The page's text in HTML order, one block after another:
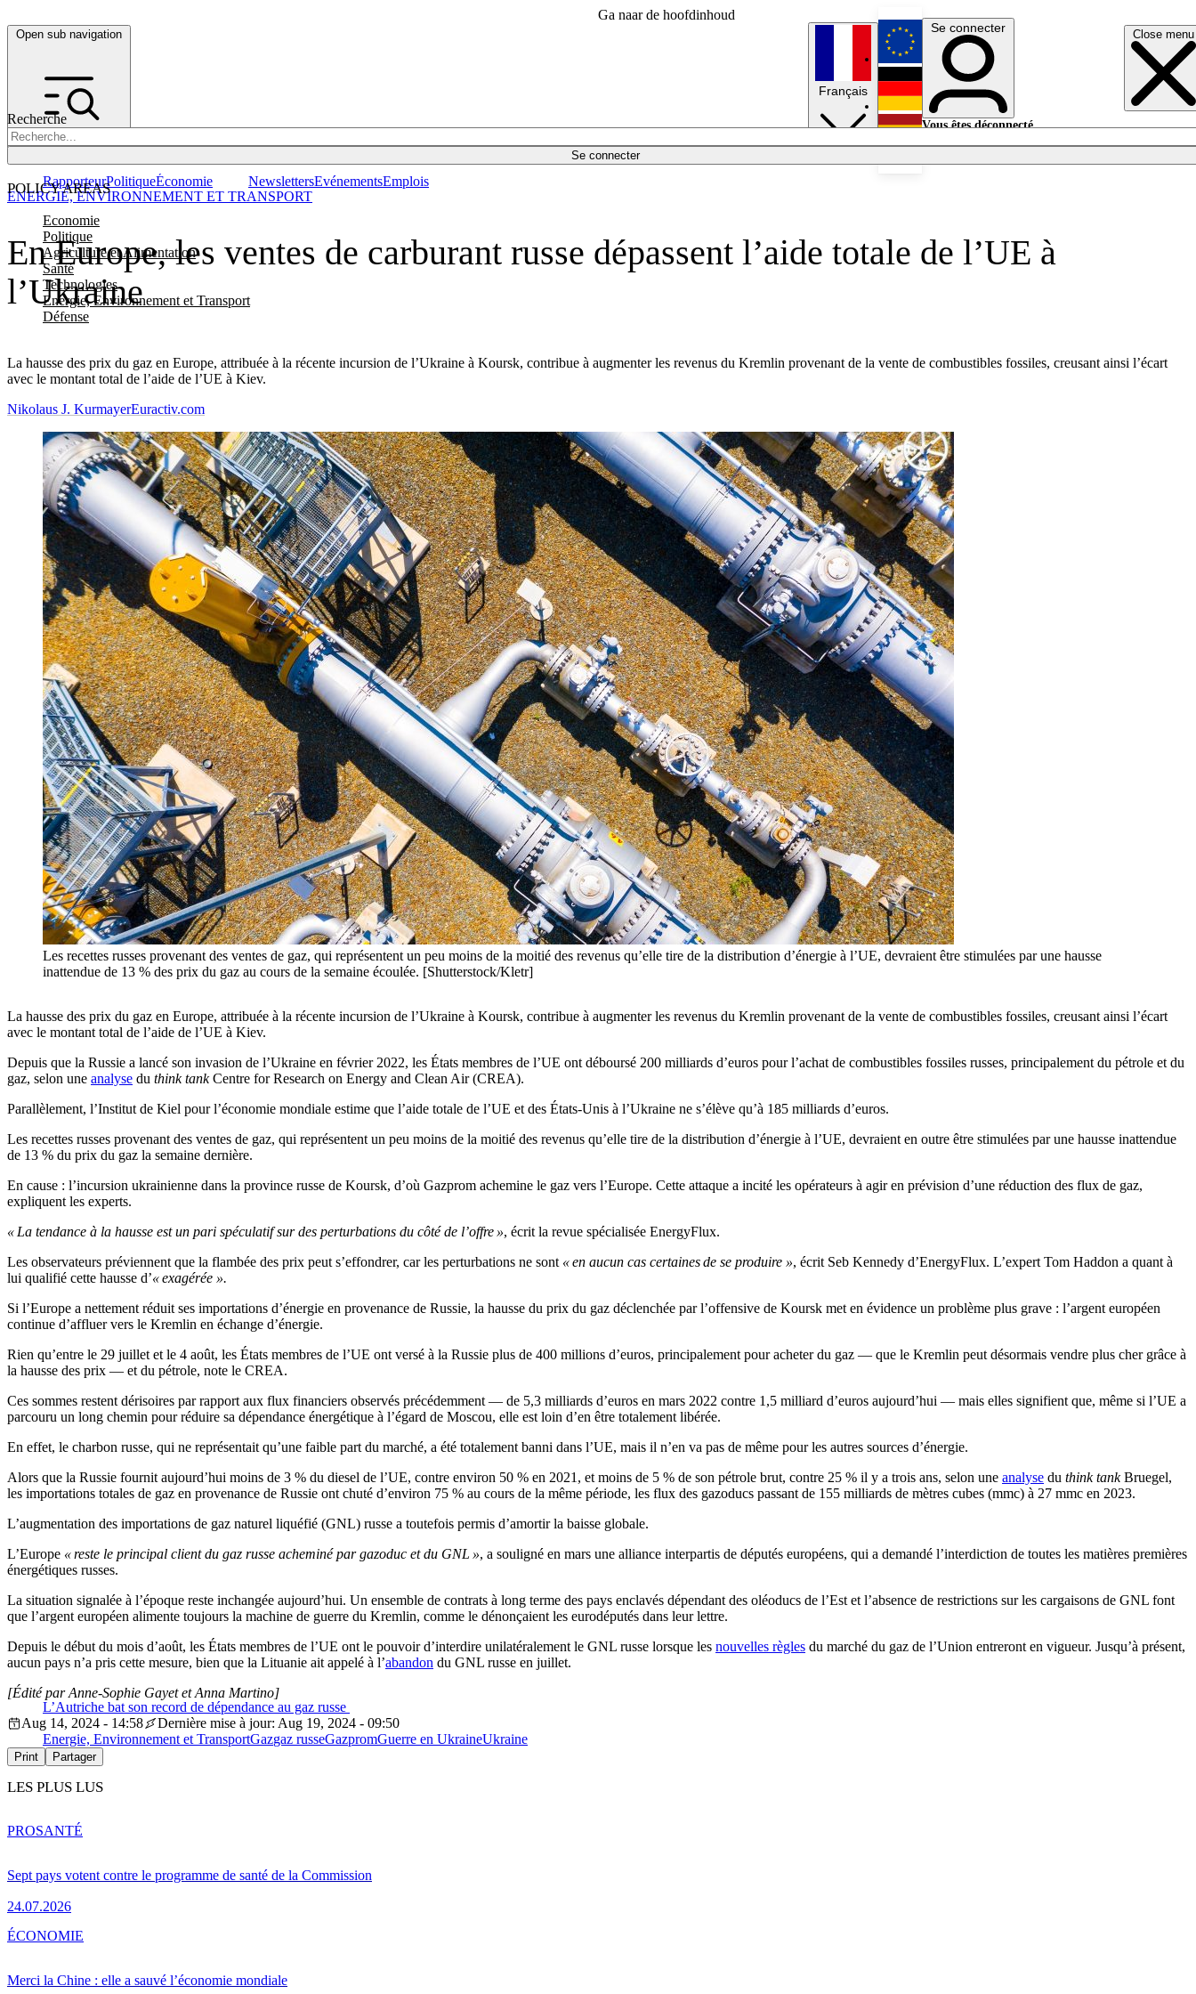
Ga naar de hoofdinhoud
Open sub navigation Close menu
Recherche
Se connecter
POLICY AREAS
Economie
Politique
Agriculture et Alimentation
Santé
Technologies
Energie, Environnement et Transport
Défense
RapporteurPolitiqueÉconomie NewslettersEvénementsEmplois
Français
English
Deutsch
Se connecter
Vous êtes déconnecté.
En Europe, les ventes de carburant russe dépassent l’aide totale de l’UE à
l’Ukraine
La hausse des prix du gaz en Europe, attribuée à la récente incursion de l’Ukraine à Koursk, contribue à augmenter les revenus du Kremlin provenant de la vente de combustibles fossiles, creusant ainsi l’écart
avec le montant total de l’aide de l’UE à Kiev.
ENERGIE, ENVIRONNEMENT ET TRANSPORT
Nikolaus J. KurmayerEuractiv.com
Les recettes russes provenant des ventes de gaz, qui représentent un peu moins de la moitié des revenus qu’elle tire de la distribution d’énergie à l’UE, devraient être stimulées par une hausse
inattendue de 13 % des prix du gaz au cours de la semaine écoulée. [Shutterstock/Kletr]
La hausse des prix du gaz en Europe, attribuée à la récente incursion de l’Ukraine à Koursk, contribue à augmenter les revenus du Kremlin provenant de la vente de combustibles fossiles, creusant ainsi l’écart
avec le montant total de l’aide de l’UE à Kiev.
Depuis que la Russie a lancé son invasion de l’Ukraine en février 2022, les États membres de l’UE ont déboursé 200 milliards d’euros pour l’achat de combustibles fossiles russes, principalement du pétrole et du
gaz, selon une analyse du think tankCentre for Research on Energy and Clean Air (CREA).
Parallèlement, l’Institut de Kiel pour l’économie mondiale estime que l’aide totale de l’UE et des États-Unis à l’Ukraine ne s’élève qu’à 185 milliards d’euros.
Les recettes russes provenant des ventes de gaz, qui représentent un peu moins de la moitié des revenus qu’elle tire de la distribution d’énergie à l’UE, devraient en outre être stimulées par une hausse inattendue
de 13 % du prix du gaz la semaine dernière.
En cause : l’incursion ukrainienne dans la province russe de Koursk, d’où Gazprom achemine le gaz vers l’Europe. Cette attaque a incité les opérateurs à agir en prévision d’une réduction des flux de gaz,
expliquent les experts.
« La tendance à la hausse est un pari spéculatif sur des perturbations du côté de l’offre », écrit la revue spécialisée EnergyFlux.
Les observateurs préviennent que la flambée des prix peut s’effondrer, car les perturbations ne sont « en aucun cas certaines de se produire », écrit Seb Kennedy d’EnergyFlux. L’expert Tom Haddon a quant à
lui qualifié cette hausse d’« exagérée ».
Si l’Europe a nettement réduit ses importations d’énergie en provenance de Russie, la hausse du prix du gaz déclenchée par l’offensive de Koursk met en évidence un problème plus grave : l’argent européen
continue d’affluer vers le Kremlin en échange d’énergie.
Rien qu’entre le 29 juillet et le 4 août, les États membres de l’UE ont versé à la Russie plus de 400 millions d’euros, principalement pour acheter du gaz — que le Kremlin peut désormais vendre plus cher grâce à
la hausse des prix — et du pétrole, note le CREA.
Ces sommes restent dérisoires par rapport aux flux financiers observés précédemment — de 5,3 milliards d’euros en mars 2022 contre 1,5 milliard d’euros aujourd’hui — mais elles signifient que, même si l’UE a
parcouru un long chemin pour réduire sa dépendance énergétique à l’égard de Moscou, elle est loin d’en être totalement libérée.
En effet, le charbon russe, qui ne représentait qu’une faible part du marché, a été totalement banni dans l’UE, mais il n’en va pas de même pour les autres sources d’énergie.
Alors que la Russie fournit aujourd’hui moins de 3 % du diesel de l’UE, contre environ 50 % en 2021, et moins de 5 % de son pétrole brut, contre 25 % il y a trois ans, selon une analyse du think tankBruegel,
les importations totales de gaz en provenance de Russie ont chuté d’environ 75 % au cours de la même période, les flux des gazoducs passant de 155 milliards de mètres cubes (mmc) à 27 mmc en 2023.
L’augmentation des importations de gaz naturel liquéfié (GNL) russe a toutefois permis d’amortir la baisse globale.
L’Europe « reste le principal client du gaz russe acheminé par gazoduc et du GNL », a souligné en mars une alliance interpartis de députés européens, qui a demandé l’interdiction de toutes les matières premières
énergétiques russes.
La situation signalée à l’époque reste inchangée aujourd’hui. Un ensemble de contrats à long terme des pays enclavés dépendant des oléoducs de l’Est et l’absence de restrictions sur les cargaisons de GNL font
que l’argent européen alimente toujours la machine de guerre du Kremlin, comme le dénonçaient les eurodéputés dans leur lettre.
Depuis le début du mois d’août, les États membres de l’UE ont le pouvoir d’interdire unilatéralement le GNL russe lorsque les nouvelles règles du marché du gaz de l’Union entreront en vigueur. Jusqu’à présent,
aucun pays n’a pris cette mesure, bien que la Lituanie ait appelé à l’abandon du GNL russe en juillet.
L’Autriche bat son record de dépendance au gaz russe
[Édité par Anne-Sophie Gayet et Anna Martino]
Aug 14, 2024 - 14:58
Dernière mise à jour: Aug 19, 2024 - 09:50
Energie, Environnement et TransportGazgaz russeGazpromGuerre en UkraineUkraine
Print Partager
LES PLUS LUS
Sept pays votent contre le programme de santé de la Commission
24.07.2026
PROSANTÉ
Merci la Chine : elle a sauvé l’économie mondiale
ÉCONOMIE